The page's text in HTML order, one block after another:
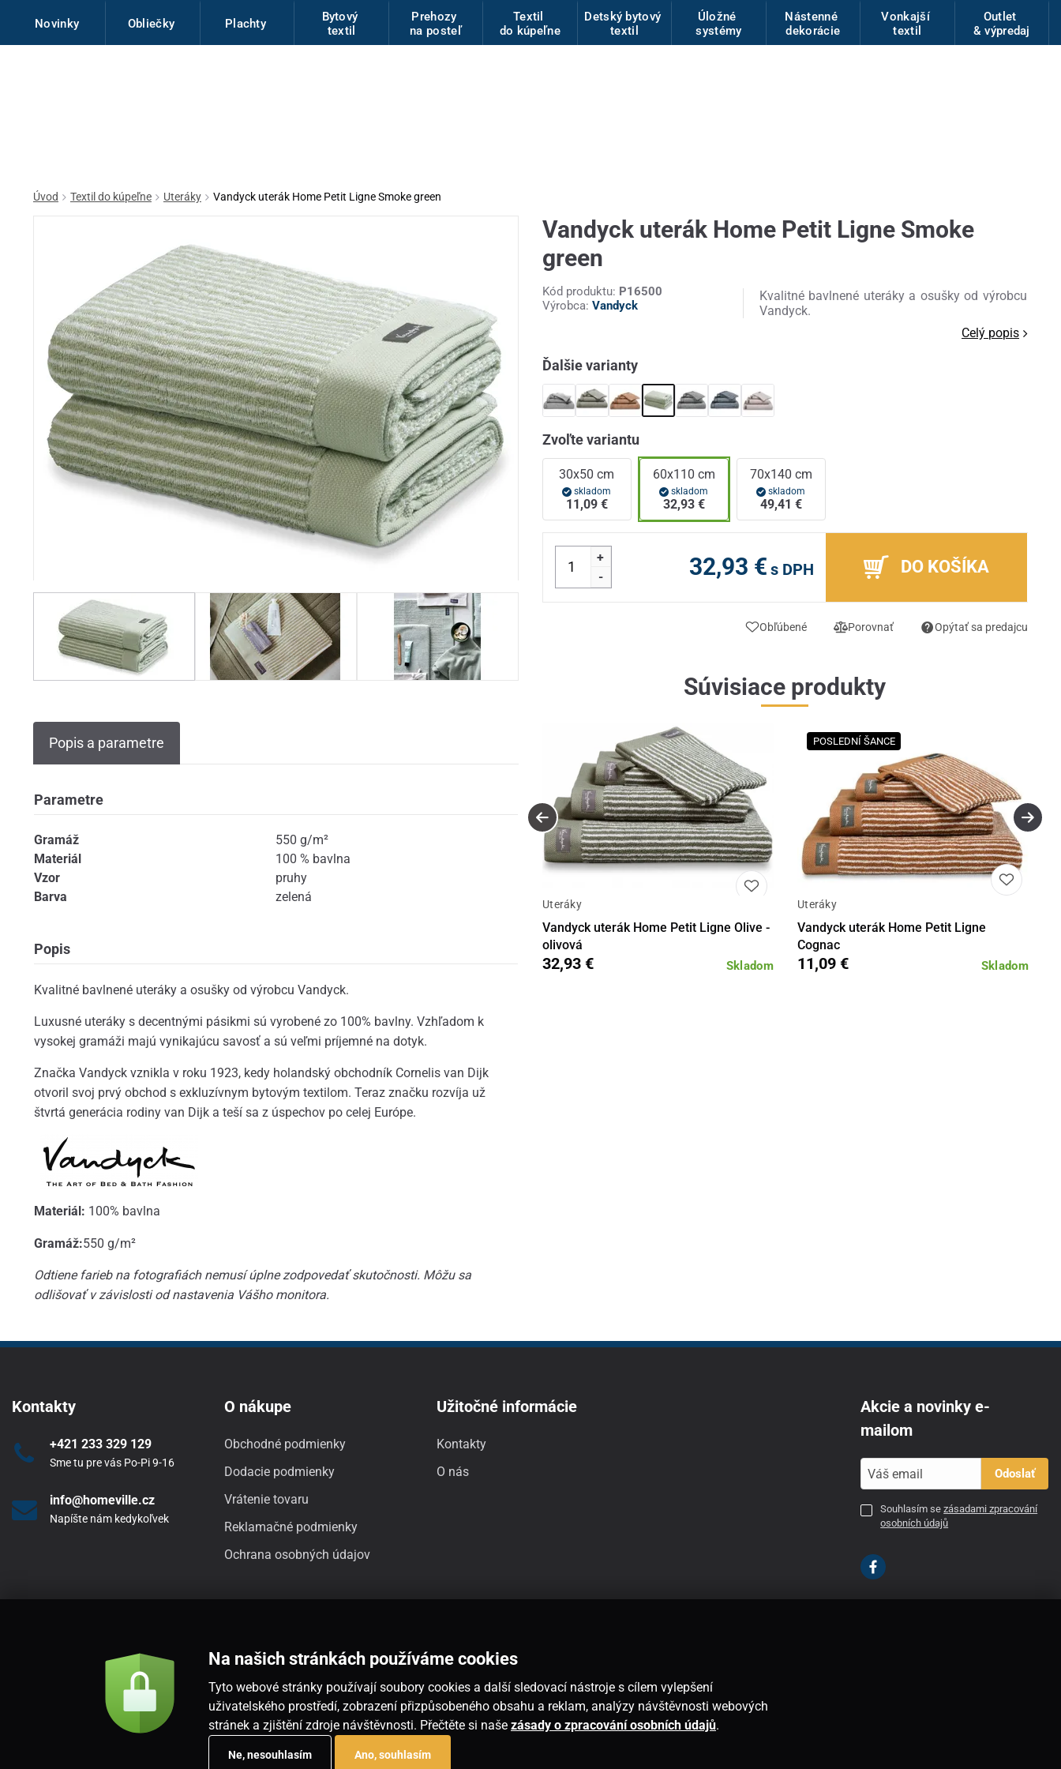
Novinky Obliečky Plachty
Bytový
textil
Prehozy
na posteľ
Textil
do kúpeľne
Detský bytový
textil
Úložné
systémy
Nástenné
dekorácie
Vonkajší
textil
Outlet
& výpredaj
Úvod Textil do kúpeľne Uteráky Vandyck uterák Home Petit Ligne Smoke green
Popis a parametre
Parametre
Gramáž
550 g/m²
Materiál
100 % bavlna
Vzor
pruhy
Barva
zelená
Popis
Kvalitné bavlnené uteráky a osušky od výrobcu Vandyck.
Luxusné uteráky s decentnými pásikmi sú vyrobené zo 100% bavlny. Vzhľadom k
vysokej gramáži majú vynikajúcu savosť a sú veľmi príjemné na dotyk.
Značka Vandyck vznikla v roku 1923, kedy holandský obchodník Cornelis van Dijk
otvoril svoj prvý obchod s exkluzívnym bytovým textilom. Teraz značku rozvíja už
štvrtá generácia rodiny van Dijk a teší sa z úspechov po celej Európe.
Materiál: 100% bavlna
Gramáž:550 g/m²
Odtiene farieb na fotografiách nemusí úplne zodpovedať skutočnosti. Môžu sa
odlišovať v závislosti od nastavenia Vášho monitora.
Vandyck uterák Home Petit Ligne Smoke
green
Kód produktu: P16500
Výrobca: Vandyck
Kvalitné bavlnené uteráky a osušky od výrobcu
Vandyck.
Celý popis
Ďalšie varianty
Zvoľte variantu
30x50 cm
skladom
11,09 €
60x110 cm
skladom
32,93 €
70x140 cm
skladom
49,41 €
+
-
32,93 € s DPH DO KOŠÍKA
Obľúbené Porovnať Opýtať sa predajcu
Súvisiace produkty
Uteráky
Vandyck uterák Home Petit Ligne Olive -
olivová
Skladom
32,93 €
POSLEDNÍ ŠANCE
Uteráky
Vandyck uterák Home Petit Ligne
Cognac
Skladom
11,09 €
Kontakty
+421 233 329 129
Sme tu pre vás Po-Pi 9-16
info@homeville.cz
Napíšte nám kedykoľvek
O nákupe
Obchodné podmienky
Dodacie podmienky
Vrátenie tovaru
Reklamačné podmienky
Ochrana osobných údajov
Užitočné informácie
Kontakty
O nás
Akcie a novinky e-
mailom
Odoslať
Souhlasím sezásadami zpracování
osobních údajů
Na našich stránkách používáme cookies
Tyto webové stránky používají soubory cookies a další sledovací nástroje s cílem vylepšení
uživatelského prostředí, zobrazení přizpůsobeného obsahu a reklam, analýzy návštěvnosti webových
stránek a zjištění zdroje návštěvnosti. Přečtěte si naše zásady o zpracování osobních údajů.
Ne, nesouhlasím Ano, souhlasím